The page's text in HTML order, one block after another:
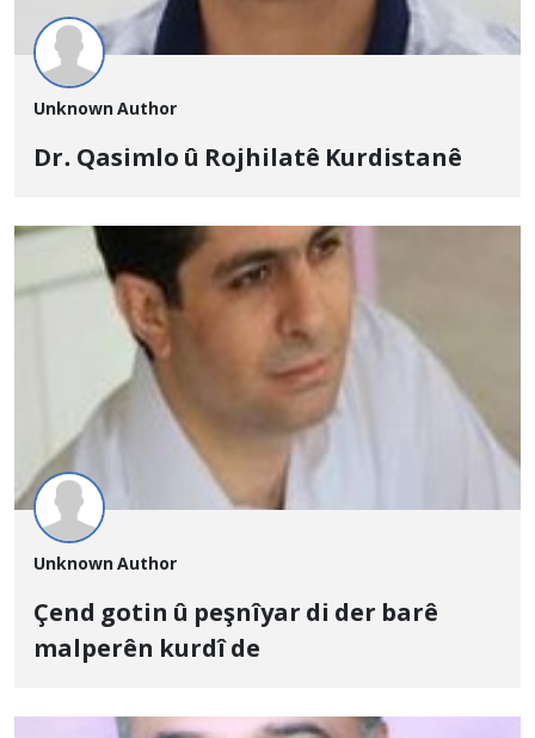
Unknown Author
Dr. Qasimlo û Rojhilatê Kurdistanê
Unknown Author
Çend gotin û peşnîyar di der barê
malperên kurdî de